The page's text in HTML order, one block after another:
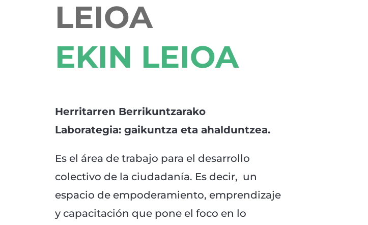
LEIOA
EKIN LEIOA
Herritarren Berrikuntzarako
Laborategia: gaikuntza eta ahalduntzea.
Es el área de trabajo para el desarrollo
colectivo de la ciudadanía. Es decir, un
espacio de empoderamiento, emprendizaje
y capacitación que pone el foco en lo